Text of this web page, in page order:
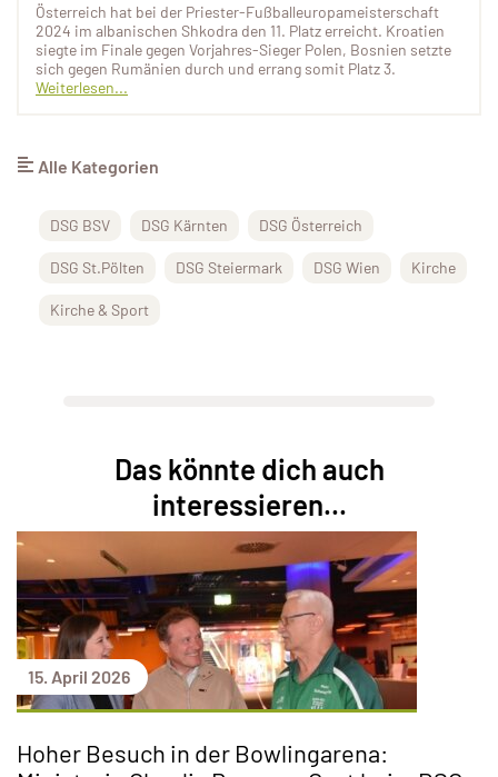
Österreich hat bei der Priester-Fußballeuropameisterschaft
2024 im albanischen Shkodra den 11. Platz erreicht. Kroatien
siegte im Finale gegen Vorjahres-Sieger Polen, Bosnien setzte
sich gegen Rumänien durch und errang somit Platz 3.
Weiterlesen...
Alle Kategorien
DSG BSV DSG Kärnten DSG Österreich
DSG St.Pölten DSG Steiermark DSG Wien Kirche
Kirche & Sport
Das könnte dich auch
interessieren...
15. April 2026
Hoher Besuch in der Bowlingarena: